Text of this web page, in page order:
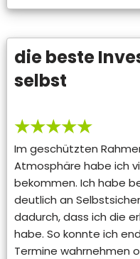
die beste
selbst
★★★★★
Im geschützten
Atmosphäre habe ich
bekommen. Ich habe
deutlich an
dadurch, dass ich die
habe. So konnte ich
Termine wahrnehmen